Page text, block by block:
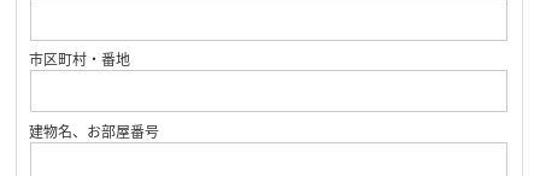
市区町村・番地
建物名、お部屋番号